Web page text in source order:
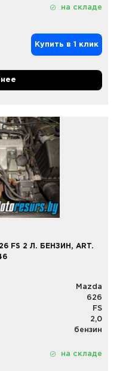
на складе
Купить в 1 клик
FS 2 Л. БЕНЗИН, ART.
Mazda
626
FS
2,0
бензин
на складе